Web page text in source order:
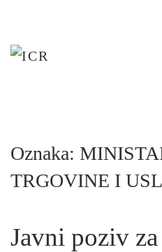
to
Oznaka:
TRGOVINE I
Javni poziv za